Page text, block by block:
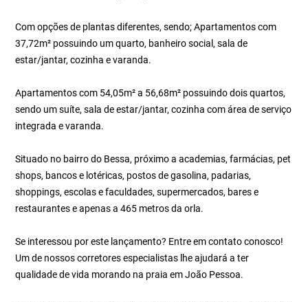
Com opções de plantas diferentes, sendo; Apartamentos com
37,72m² possuindo um quarto, banheiro social, sala de
estar/jantar, cozinha e varanda.
Apartamentos com 54,05m² a 56,68m² possuindo dois quartos,
sendo um suíte, sala de estar/jantar, cozinha com área de serviço
integrada e varanda.
Situado no bairro do Bessa, próximo a academias, farmácias, pet
shops, bancos e lotéricas, postos de gasolina, padarias,
shoppings, escolas e faculdades, supermercados, bares e
restaurantes e apenas a 465 metros da orla.
Se interessou por este lançamento? Entre em contato conosco!
Um de nossos corretores especialistas lhe ajudará a ter
qualidade de vida morando na praia em João Pessoa.